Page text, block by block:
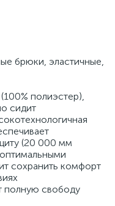
брюки, эластичные,
полиэстер),
сидит
(20 000 мм
сохранить комфорт
полную свободу